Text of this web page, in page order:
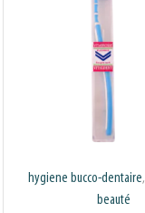
hygiene bucco-dentaire,
beauté